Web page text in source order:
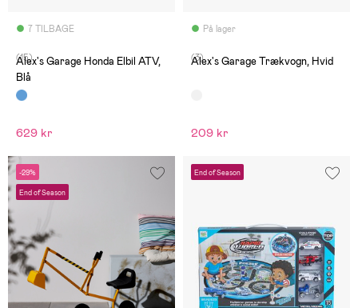
7 TILBAGE
(15)
Alex's Garage Honda Elbil ATV,
Blå
629 kr
På lager
(3)
Alex's Garage Trækvogn, Hvid
209 kr
-29%
End of Season
End of Season